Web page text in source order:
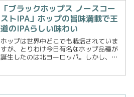
ないと思うので早速飲んでみるこ...
「ブラックホップス ノースコー
ストIPA」ホップの旨味満載で王
道のIPAらしい味わい
ホップは世界中どこでも栽培されていま
すが、とりわけ今日有名なホップ品種が
誕生したのは北ヨーロッパ。しかし、現